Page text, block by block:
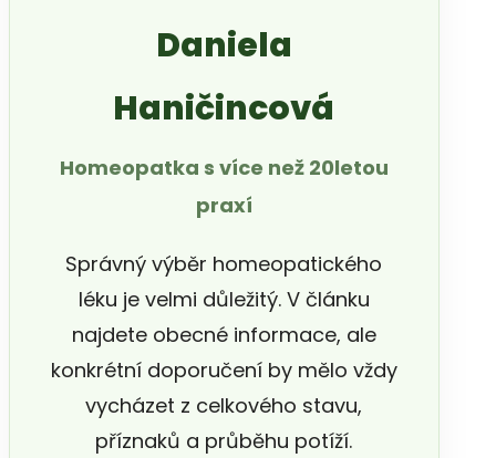
Daniela
Haničincová
Homeopatka s více než 20letou
praxí
Správný výběr homeopatického
léku je velmi důležitý. V článku
najdete obecné informace, ale
konkrétní doporučení by mělo vždy
vycházet z celkového stavu,
příznaků a průběhu potíží.